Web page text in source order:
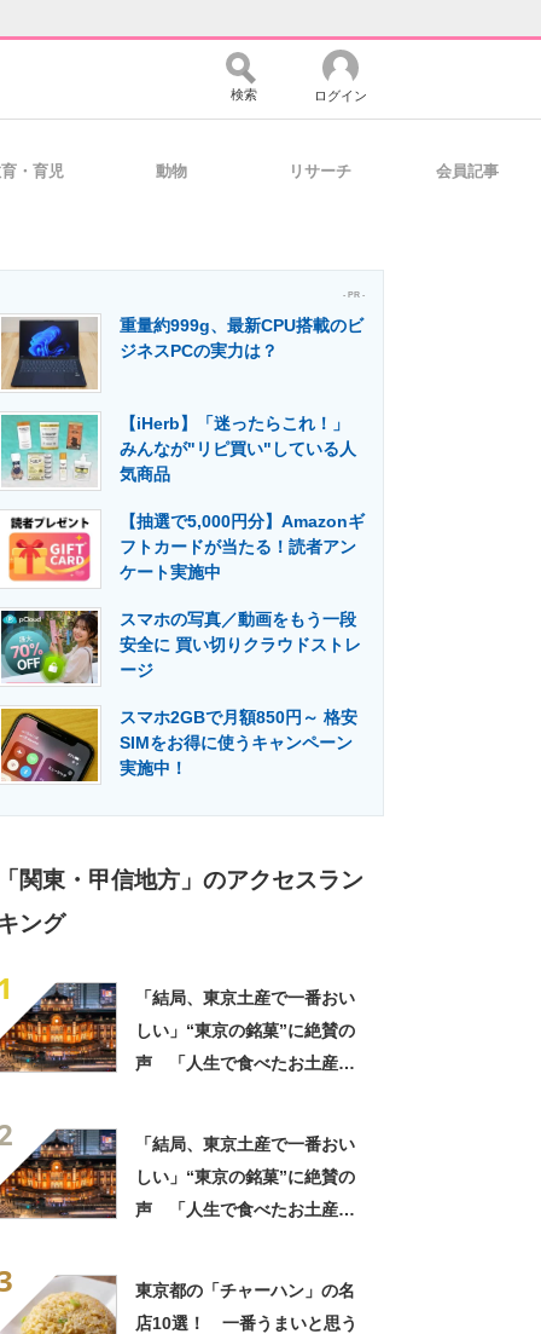
ミュニティ マーケ×ITの今がよく分かる
活用を支援
メディア 建設×テクノロジーの最前線
検索 ログイン
・育児 動物 リサーチ 会員記事
- PR -
重量約999g、最新CPU搭載のビ
ジネスPCの実力は？
【iHerb】「迷ったらこれ！」
みんなが"リピ買い"している人
気商品
【抽選で5,000円分】Amazonギ
フトカードが当たる！読者アン
ケート実施中
スマホの写真／動画をもう一段
安全に 買い切りクラウドストレ
ージ
スマホ2GBで月額850円～ 格安
SIMをお得に使うキャンペーン
実施中！
「関東・甲信地方」のアクセスラン
ング
「結局、東京土産で一番おい
しい」“東京の銘菓”に絶賛の
声 「人生で食べたお土産の
「結局、東京土産で一番おい
しい」“東京の銘菓”に絶賛の
声 「人生で食べたお土産の
東京都の「チャーハン」の名
店10選！ 一番うまいと思う